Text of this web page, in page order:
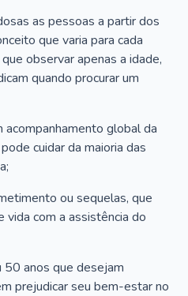
as pessoas a partir dos
que varia para cada
observar apenas a idade,
quando procurar um
global da
cuidar da maioria das
ou sequelas, que
vida com a assistência do
anos que desejam
prejudicar seu bem-estar no